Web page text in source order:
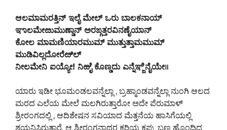
ಆಲಮಾಮರತ್ತಿನ್ ಇಲೈ ಮೇಲ್ ಒರು ಬಾಲಕನಾಯ್
ಞಾಲಮೇೞುಮುಣ್ಡಾನ್ ಅರಙ್ಗತ್ತರವಿನಣೈಯಾನ್
ಕೋಲ ಮಾಮಣಿಯಾರಮುಮ್ ಮುತ್ತುತ್ತಾಮಮುಮ್
ಮುಡಿವಿಲ್ಲದೋರೆೞಿಲ್
ನೀಲಮೇನಿ ಐಯ್ಯೋ! ನಿಱೈ ಕೊಣ್ಡದು ಎನ್ನೆಞ್ಜಿನೈಯೇ॥
ಯಾರು ಇಡೀ ಭೂಮಂಡಲವನ್ನೆಲ್ಲಾ , ಬ್ರಹ್ಮಾಂಡವನ್ನೆಲ್ಲಾ ನುಂಗಿ ಆಲದ
ಮರದ ಎಲೆಯ ಮೇಲೆ ಮಲಗಿರುತ್ತಾರೋ ಅದೇ ಪೆರುಮಾಳ್
ಶ್ರೀರಂಗದಲ್ಲಿ , ಆದಿಶೇಷನ ಸವಿಯಾದ ಮೆತ್ತನೆಯ ಹಾಸಿಗೆಯಲ್ಲಿ
ಶಯನಿಸಿರುತ್ತಾರೆ. ಆ ಶ್ರೀರಂಗನಾಥರ ಕರಿಯ ಕಪ್ಪು ಬಣ್ಣ ಹೊಂದಿದ